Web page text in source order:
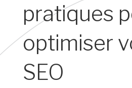
pratiques
optimiser
SEO